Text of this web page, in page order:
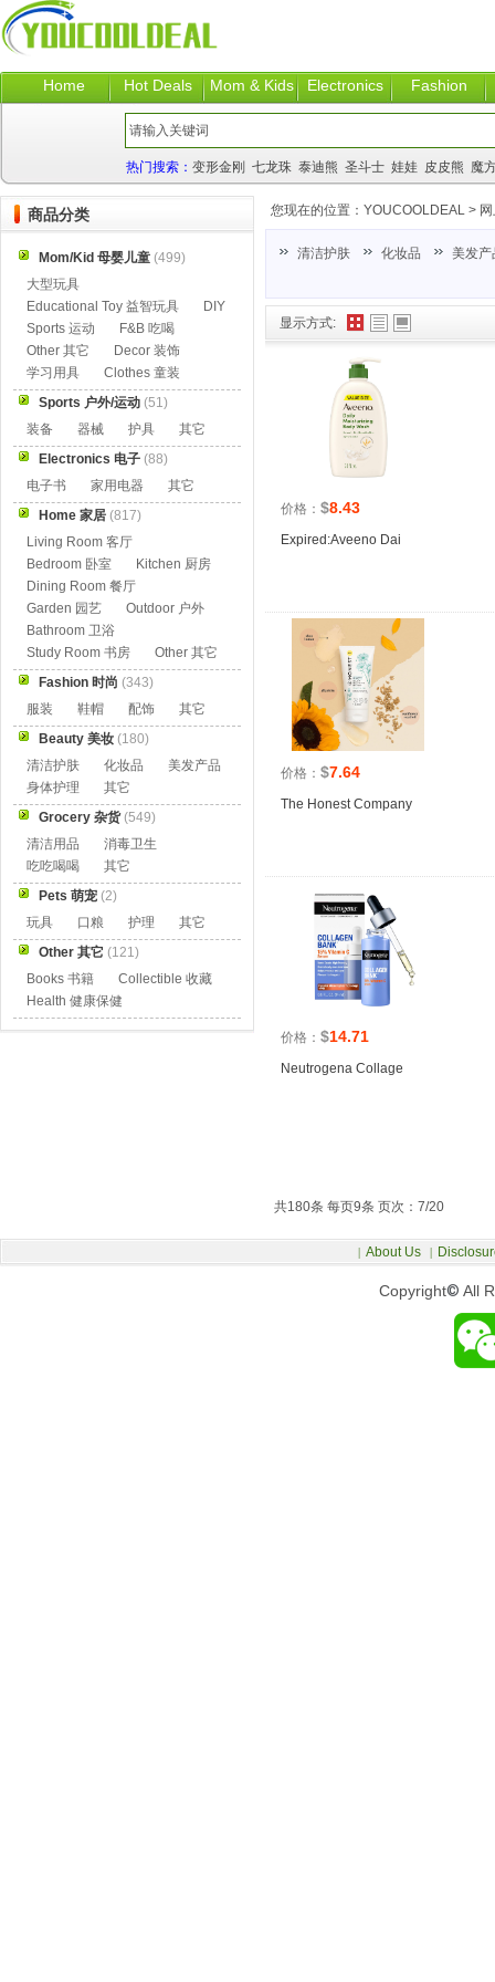
Home Hot Deals Mom & Kids Electronics Fashion
热门搜索： 变形金刚 七龙珠 泰迪熊 圣斗士 娃娃 皮皮熊 魔
显示方式:
价格： $8.43
Expired:Aveeno Dai
价格： $7.64
The Honest Company
价格： $14.71
Neutrogena Collage
共180条 每页9条 页次：7/20
您现在的位置： YOUCOOLDEAL >
清洁护肤 化妆品 美发产
商品分类
Mom/Kid 母婴儿童 (499)
大型玩具
Educational Toy 益智玩具
DIY
Sports 运动
F&B 吃喝
Other 其它
Decor 装饰
学习用具
Clothes 童装
Sports 户外/运动 (51)
装备
器械 护具
其它
Electronics 电子 (88)
电子书
家用电器
其它
Home 家居 (817)
Living Room 客厅
Bedroom 卧室
Kitchen 厨房
Dining Room 餐厅
Garden 园艺
Outdoor 户外
Bathroom 卫浴
Study Room 书房
Other 其它
Fashion 时尚 (343)
服装
鞋帽 配饰
其它
Beauty 美妆 (180)
清洁护肤
化妆品
美发产品
身体护理
其它
Grocery 杂货(549)
清洁用品
消毒卫生
吃吃喝喝
其它
Pets 萌宠 (2)
玩具
口粮 护理
其它
Other 其它 (121)
Books 书籍
Collectible 收藏
Health 健康保健
Copyright© All
| About Us |